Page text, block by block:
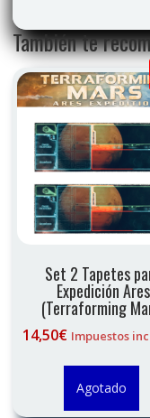
También te
Set 2 Tapetes
Expedición Ares
(Terraforming
14,50€ Impuestos
Agotado